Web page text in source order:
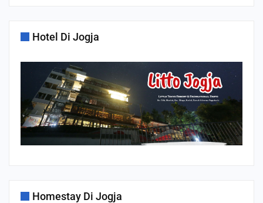
Hotel Di Jogja
Homestay Di Jogja